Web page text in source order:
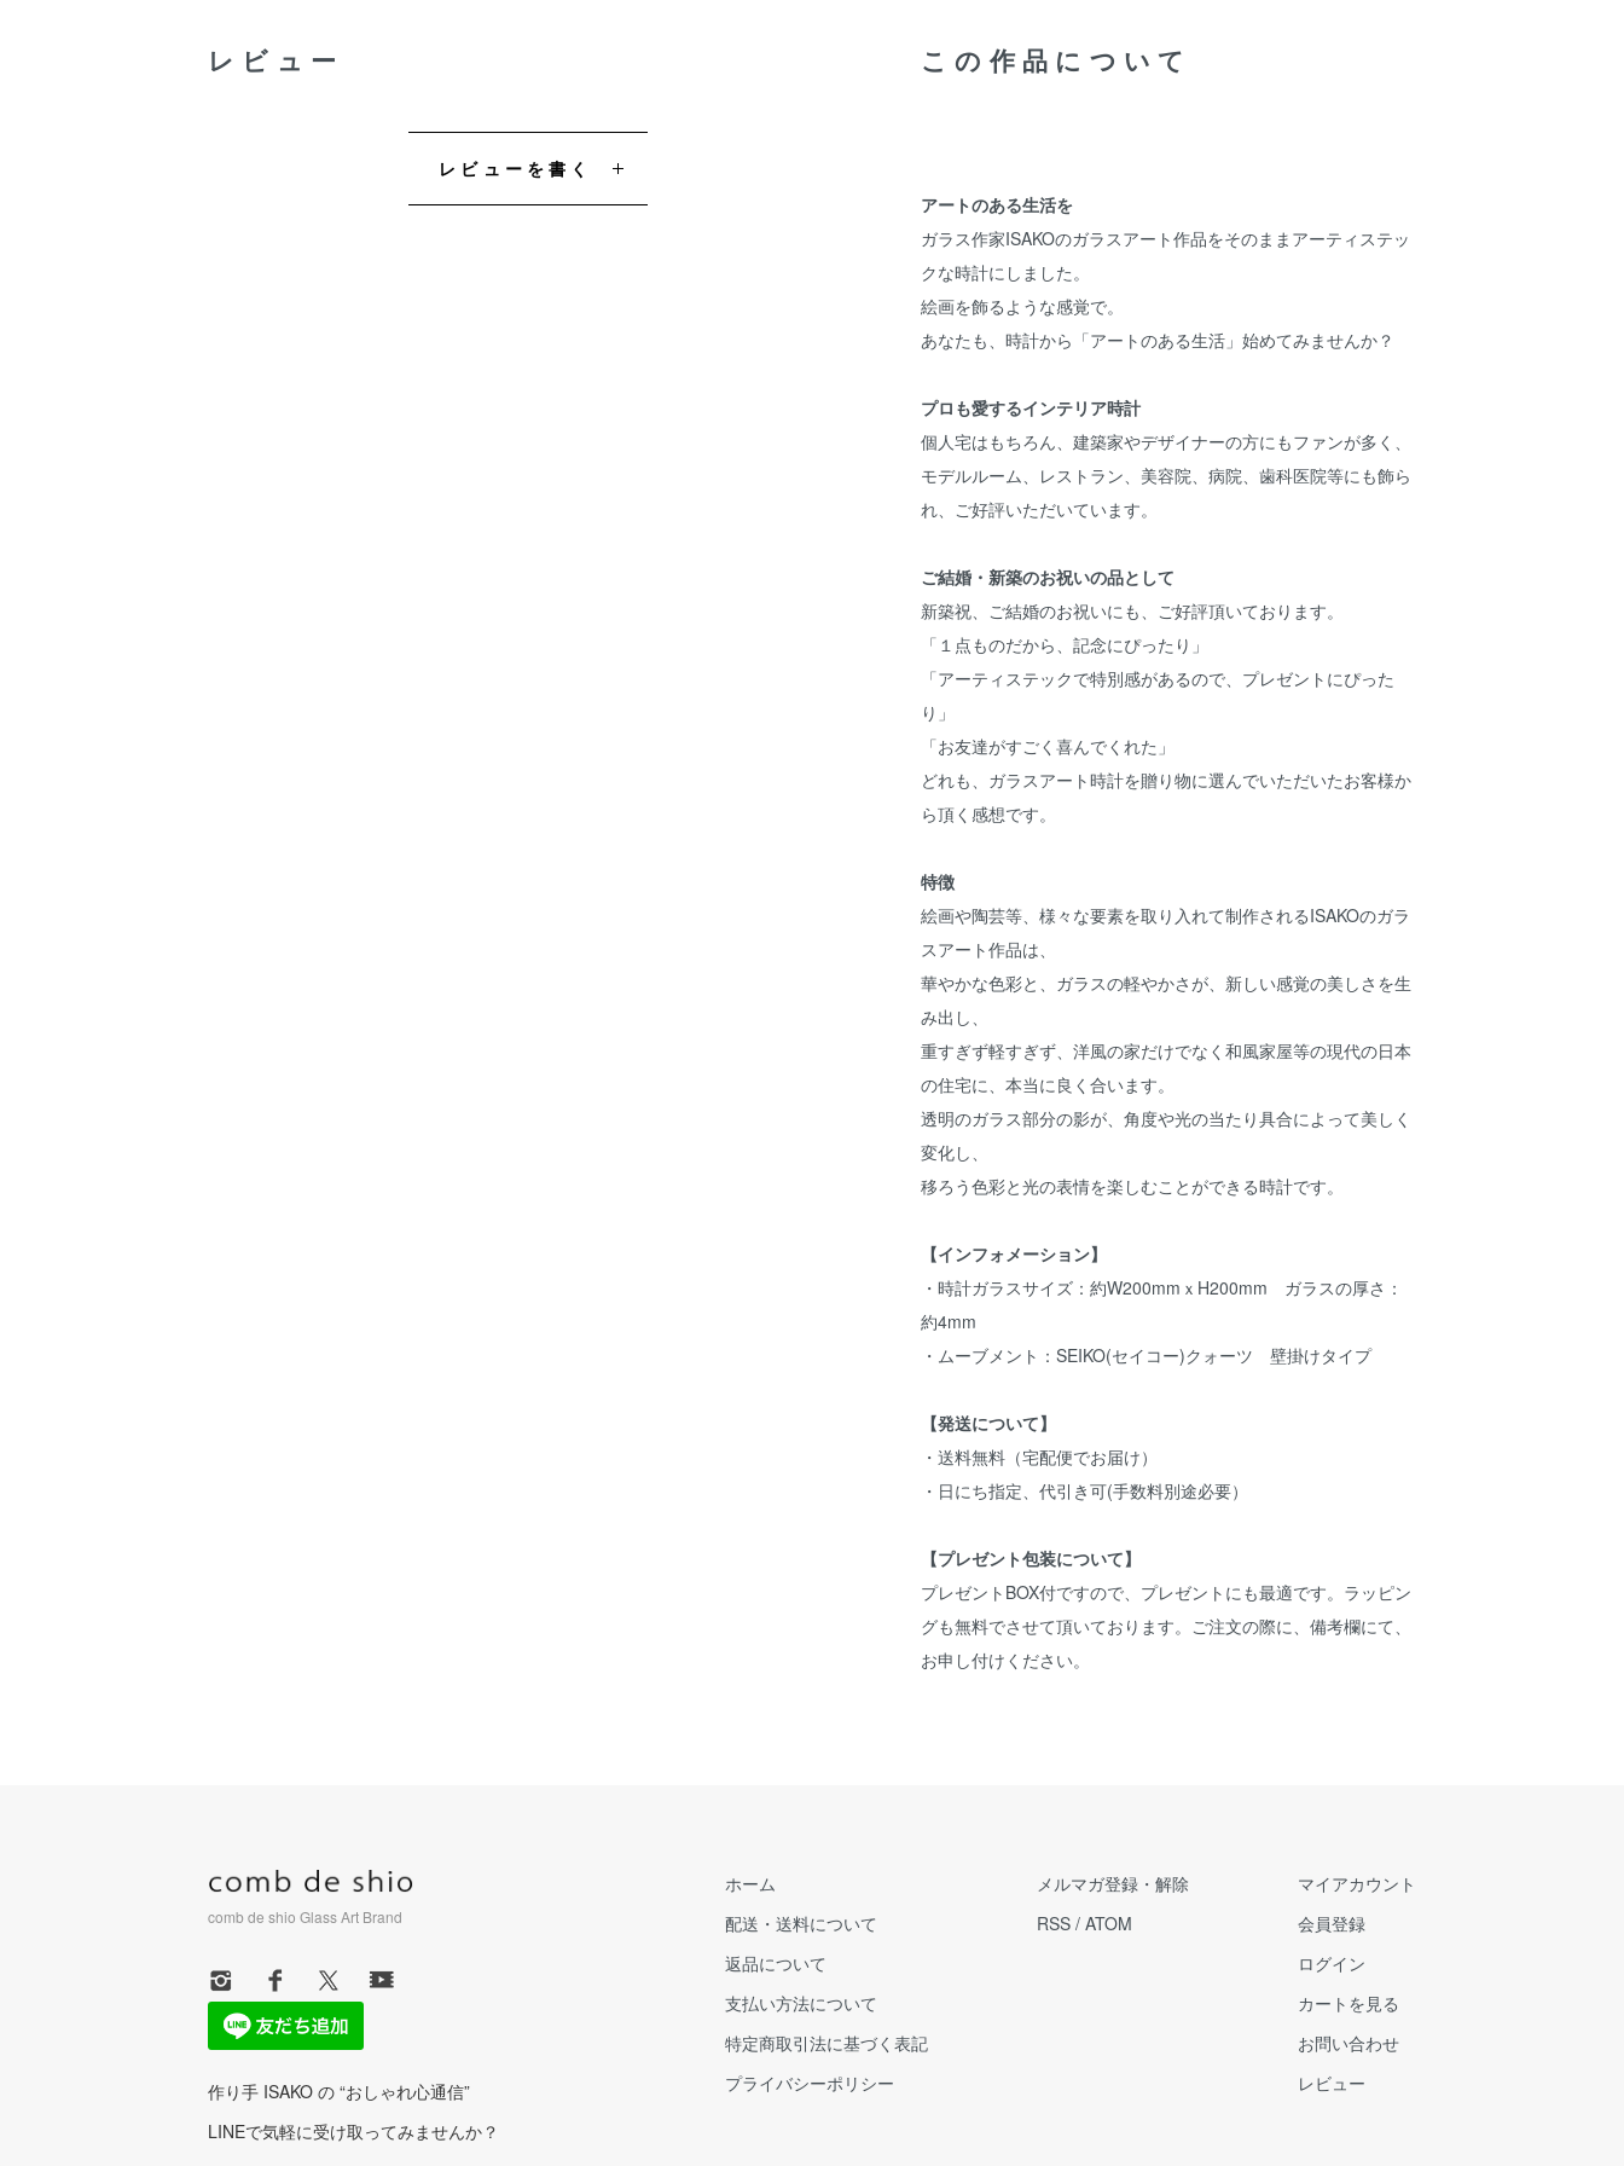
この作品について
アートのある生活を
ガラス作家ISAKOのガラスアート作品をそのままアーティステッ
クな時計にしました。
絵画を飾るような感覚で。
あなたも、時計から「アートのある生活」始めてみませんか？
プロも愛するインテリア時計
個人宅はもちろん、建築家やデザイナーの方にもファンが多く、
モデルルーム、レストラン、美容院、病院、歯科医院等にも飾ら
れ、ご好評いただいています。
ご結婚・新築のお祝いの品として
新築祝、ご結婚のお祝いにも、ご好評頂いております。
「１点ものだから、記念にぴったり」
「アーティステックで特別感があるので、プレゼントにぴった
り」
「お友達がすごく喜んでくれた」
どれも、ガラスアート時計を贈り物に選んでいただいたお客様か
ら頂く感想です。
特徴
絵画や陶芸等、様々な要素を取り入れて制作されるISAKOのガラ
スアート作品は、
華やかな色彩と、ガラスの軽やかさが、新しい感覚の美しさを生
み出し、
重すぎず軽すぎず、洋風の家だけでなく和風家屋等の現代の日本
の住宅に、本当に良く合います。
透明のガラス部分の影が、角度や光の当たり具合によって美しく
変化し、
移ろう色彩と光の表情を楽しむことができる時計です。
【インフォメーション】
・時計ガラスサイズ：約W200mmｘH200mm ガラスの厚さ：
約4mm
・ムーブメント：SEIKO(セイコー)クォーツ 壁掛けタイプ
【発送について】
・送料無料（宅配便でお届け）
・日にち指定、代引き可(手数料別途必要）
【プレゼント包装について】
プレゼントBOX付ですので、プレゼントにも最適です。ラッピン
グも無料でさせて頂いております。ご注文の際に、備考欄にて、
お申し付けください。
レビュー
レビューを書く
comb de shio Glass Art Brand
作り手 ISAKO の “おしゃれ心通信”
LINEで気軽に受け取ってみませんか？
ホーム
配送・送料について
返品について
支払い方法について
特定商取引法に基づく表記
プライバシーポリシー
メルマガ登録・解除
RSS / ATOM
マイアカウント
会員登録
ログイン
カートを見る
お問い合わせ
レビュー